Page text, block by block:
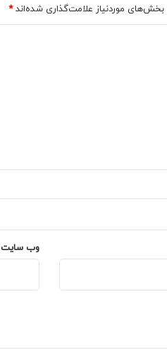
بخش‌های موردنیاز علامت‌گذاری شده‌اند*
وب‌ سایت